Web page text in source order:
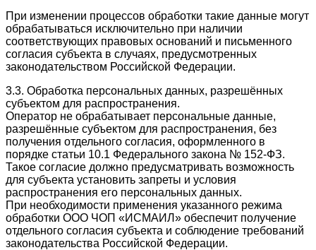
При изменении процессов обработки такие данные могут
обрабатываться исключительно при наличии
соответствующих правовых оснований и письменного
согласия субъекта в случаях, предусмотренных
законодательством Российской Федерации.
3.3. Обработка персональных данных, разрешённых
субъектом для распространения.
Оператор не обрабатывает персональные данные,
разрешённые субъектом для распространения, без
получения отдельного согласия, оформленного в
порядке статьи 10.1 Федерального закона № 152-ФЗ.
Такое согласие должно предусматривать возможность
для субъекта установить запреты и условия
распространения его персональных данных.
При необходимости применения указанного режима
обработки ООО ЧОП «ИСМАИЛ» обеспечит получение
отдельного согласия субъекта и соблюдение требований
законодательства Российской Федерации.